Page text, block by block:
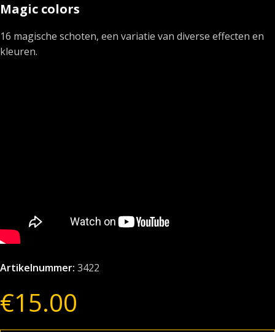
Magic colors
16 magische schoten, een variatie van diverse effecten en
kleuren.
Artikelnummer: 3422
€15.00